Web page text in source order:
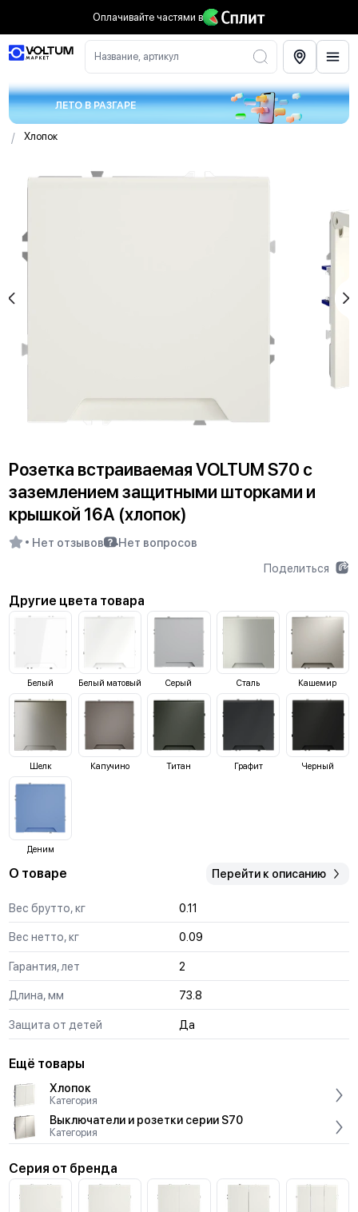
Оплачивайте частями в
Название, артикул
ЛЕТО В РАЗГАРЕ
/ Хлопок
Розетка встраиваемая VOLTUM S70 с
заземлением защитными шторками и
крышкой 16А (хлопок)
Нет отзывов
Нет вопросов
Поделиться
Другие цвета товара
Белый Белый матовый Серый Сталь Кашемир
Шелк Капучино Титан Графит Черный
Деним
О товаре Перейти к описанию
Вес брутто, кг 0.11
Вес нетто, кг 0.09
Гарантия, лет 2
Длина, мм 73.8
Защита от детей Да
Ещё товары
Хлопок
Категория
Выключатели и розетки серии S70
Категория
Серия от бренда